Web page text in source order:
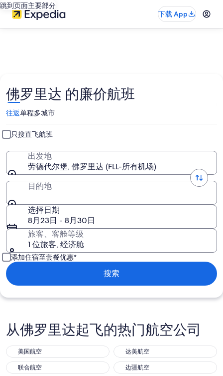
跳到页面主要部分
下载 App
佛罗里达 的廉价航班
往返单程多城市
只搜直飞航班
出发地
劳德代尔堡, 佛罗里达 (FLL-所有机场)
目的地
选择日期
8月23日 - 8月30日
旅客、客舱等级
1 位旅客, 经济舱
添加住宿至套餐优惠*
搜索
从佛罗里达起飞的热门航空公司
美国航空
达美航空
联合航空
边疆航空